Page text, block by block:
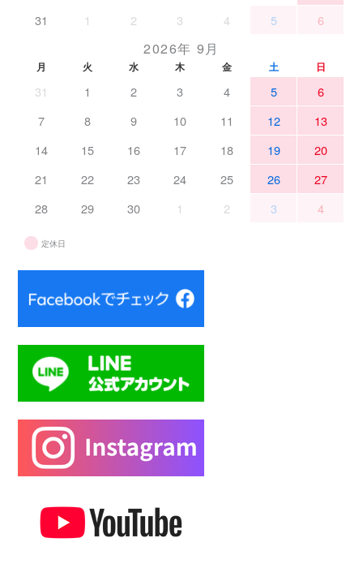
31
1 2 3 4 5 6
2026年 9月
月 火 水 木 金 土 日
31 1 2 3 4 5
6
7
8 9 10 11 12
13
14
15 16 17 18 19
20
21
22 23 24 25 26
27
28
29 30 1 2 3 4
定休日